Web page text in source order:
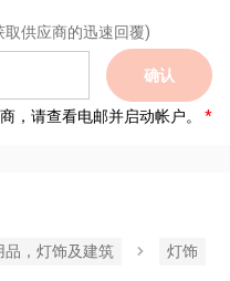
供应商的迅速回覆)
确认
，请查看电邮并启动帐户。
品，灯饰及建筑 灯饰